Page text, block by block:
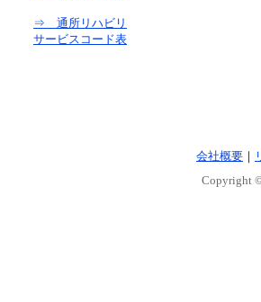
⇒ 通所リハビリ
サービスコード表
会社概要 ｜
Copyright